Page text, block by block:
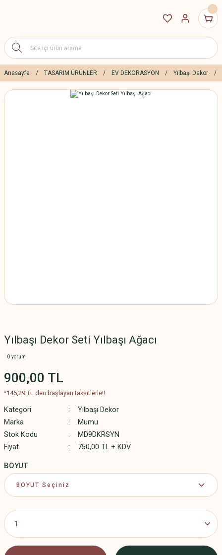
Anasayfa TASARIM ÜRÜNLER EV DEKORASYON Yılbaşı Dekor
Yılbaşı Dekor Seti Yılbaşı Ağacı
0 yorum
900,00 TL
*145,29 TL den başlayan taksitlerle!!
Kategori
Yılbaşı Dekor
Marka
Mumu
Stok Kodu
MD9DKRSYN
Fiyat
750,00 TL + KDV
BOYUT